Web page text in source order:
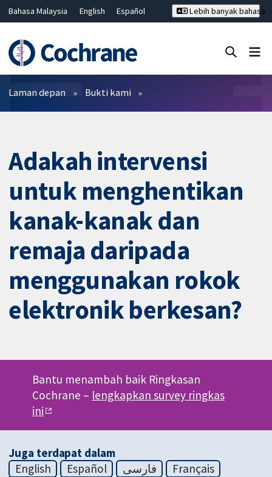
Bahasa Malaysia English
Español
Hrvatski
Deutsch ไทย
繁體中文
简体中文
Lebih banyak bahasa
Penapis
Laman depan Bukti kami
Adakah intervensi
untuk menghentikan
kanak-kanak dan
remaja daripada
menggunakan rokok
elektronik berkesan?
Bantu menambah baik Ringkasan
Cochrane – lengkapkan survey ringkas
ini
Juga terdapat dalam
English
Español فارسی
Français